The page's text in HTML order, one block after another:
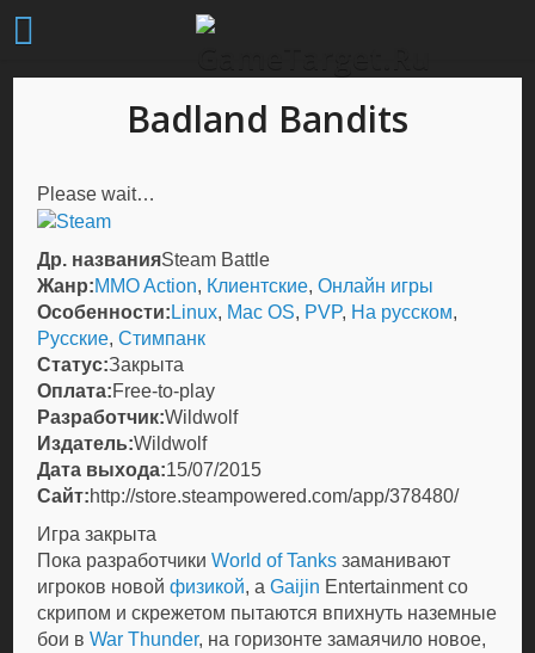
Badland Bandits
Please wait…
Др. названияSteam Battle
Жанр:MMO Action, Клиентские,Онлайн игры
Особенности: Linux, Mac OS, PVP, На русском,
Русские,Стимпанк
Статус:Закрыта
Оплата:Free-to-play
Разработчик:Wildwolf
Издатель:Wildwolf
Дата выхода:15/07/2015
Сайт:http://store.steampowered.com/app/378480/
Игра закрыта
Пока разработчикиWorld of Tanks заманивают
игроков новойфизикой, аGaijin Entertainment со
скрипом и скрежетом пытаются впихнуть наземные
бои вWar Thunder, на горизонте замаячило новое,